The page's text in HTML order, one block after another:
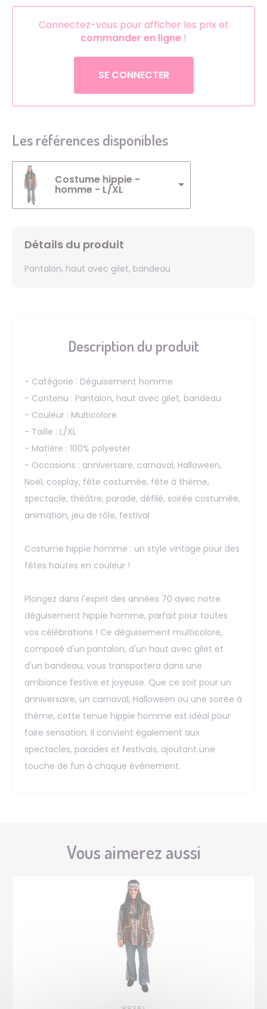
Connectez-vous pour afficher les prix et
commander en ligne !
SE CONNECTER
Les références disponibles
Costume hippie -
homme - L/XL
Détails du produit
Pantalon, haut avec gilet, bandeau
Description du produit
- Catégorie : Déguisement homme
- Contenu : Pantalon, haut avec gilet, bandeau
- Couleur : Multicolore
- Taille : L/XL
- Matière : 100% polyester
- Occasions : anniversaire, carnaval, Halloween,
Noël, cosplay, fête costumée, fête à thème,
spectacle, théâtre, parade, défilé, soirée costumée,
animation, jeu de rôle, festival
Costume hippie homme : un style vintage pour des
fêtes hautes en couleur !
Plongez dans l'esprit des années 70 avec notre
déguisement hippie homme, parfait pour toutes
vos célébrations ! Ce déguisement multicolore,
composé d'un pantalon, d'un haut avec gilet et
d'un bandeau, vous transportera dans une
ambiance festive et joyeuse. Que ce soit pour un
anniversaire, un carnaval, Halloween ou une soirée à
thème, cette tenue hippie homme est idéal pour
faire sensation. Il convient également aux
spectacles, parades et festivals, ajoutant une
touche de fun à chaque événement.
Vous aimerez aussi